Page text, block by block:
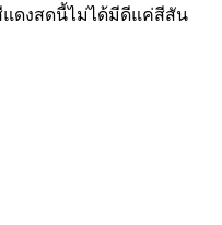
แดงสดนี้ไม่ได้มีดีแค่สีสัน